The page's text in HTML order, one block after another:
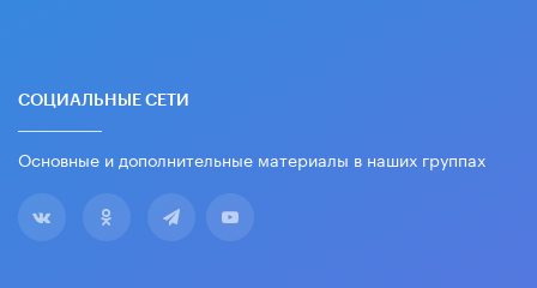
СОЦИАЛЬНЫЕ СЕТИ
Основные и дополнительные материалы в наших группах